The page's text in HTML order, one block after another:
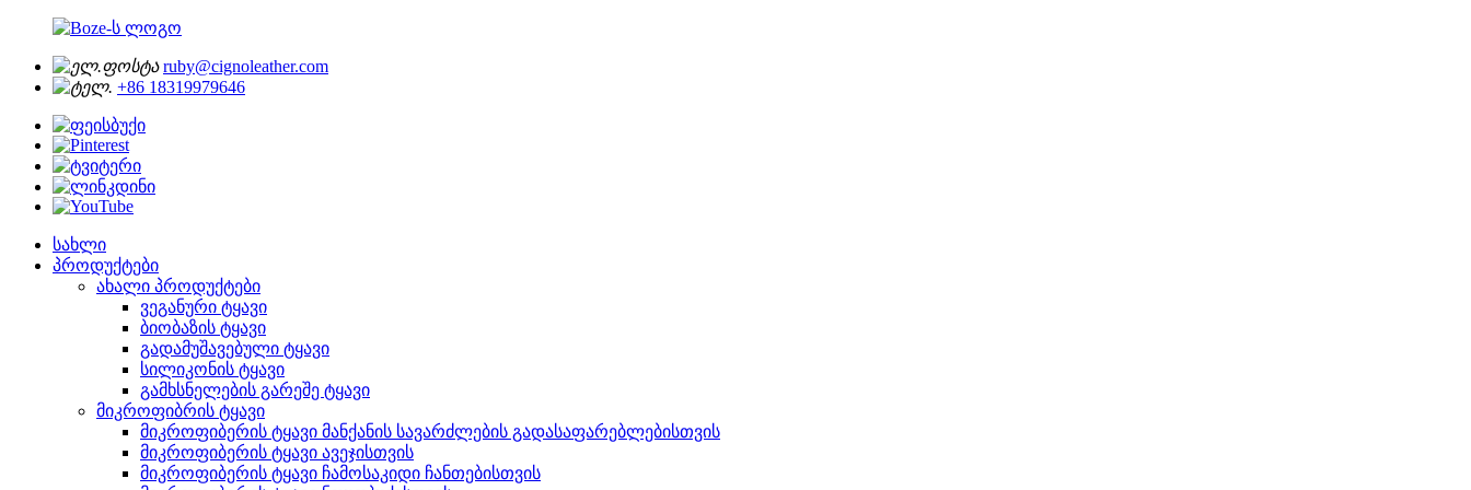
ruby@cignoleather.com
+86 18319979646
სახლი
პროდუქტები
ახალი პროდუქტები
ვეგანური ტყავი
ბიობაზის ტყავი
გადამუშავებული ტყავი
სილიკონის ტყავი
გამხსნელების გარეშე ტყავი
მიკროფიბრის ტყავი
მიკროფიბერის ტყავი მანქანის სავარძლების გადასაფარებლებისთვის
მიკროფიბერის ტყავი ავეჯისთვის
მიკროფიბერის ტყავი ჩამოსაკიდი ჩანთებისთვის